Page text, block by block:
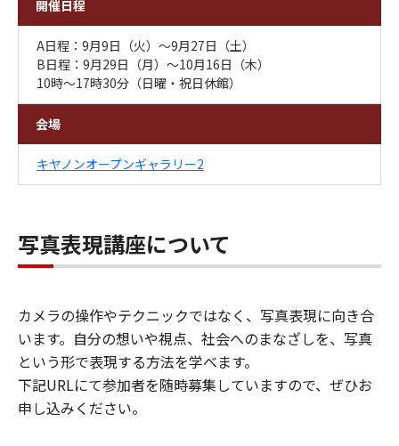
開催日程
会場
A日程：9月9日（火）～9月27日（土）
B日程：9月29日（月）～10月16日（木）
10時～17時30分（日曜・祝日休館）
キヤノンオープンギャラリー2
写真表現講座について
カメラの操作やテクニックではなく、写真表現に向き合
います。自分の想いや視点、社会へのまなざしを、写真
という形で表現する方法を学べます。
下記URLにて参加者を随時募集していますので、ぜひお
申し込みください。